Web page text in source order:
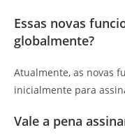
Essas novas
globalmente?
Atualmente, as novas
inicialmente para
Vale a pena